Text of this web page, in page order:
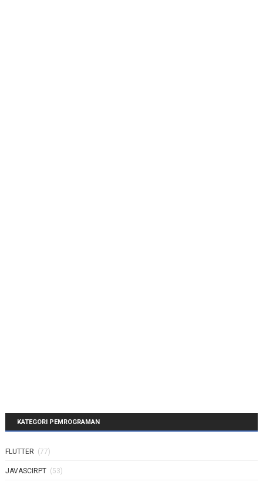
KATEGORI PEMROGRAMAN
FLUTTER (77)
JAVASCIRPT (53)